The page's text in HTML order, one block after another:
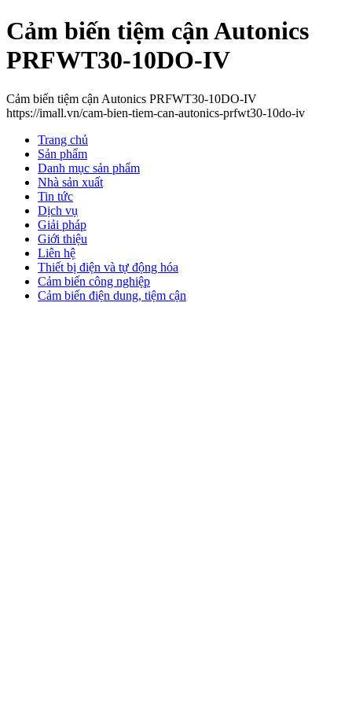
Cảm biến tiệm cận Autonics
PRFWT30-10DO-IV
Cảm biến tiệm cận Autonics PRFWT30-10DO-IV
https://imall.vn/cam-bien-tiem-can-autonics-prfwt30-10do-iv
Trang chủ
Sản phẩm
Danh mục sản phẩm
Nhà sản xuất
Tin tức
Dịch vụ
Giải pháp
Giới thiệu
Liên hệ
Thiết bị điện và tự động hóa
Cảm biến công nghiệp
Cảm biến điện dung, tiệm cận